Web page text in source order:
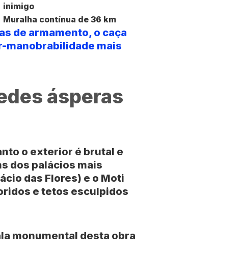
inimigo
Muralha contínua de 36 km
de armamento, o caça
manobrabilidade mais
ásperas
o exterior é brutal e
dos palácios mais
das Flores) e o Moti
e tetos esculpidos
monumental desta obra